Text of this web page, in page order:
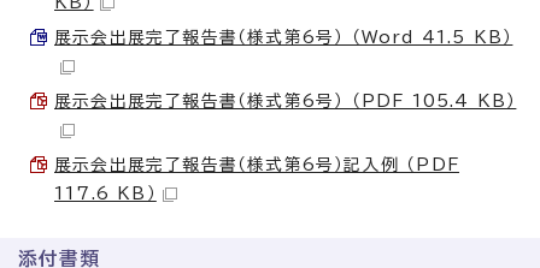
展示会出展完了報告書（様式第6号） （Word 41.5 KB）
展示会出展完了報告書（様式第6号） （PDF 105.4 KB）
展示会出展完了報告書（様式第6号）記入例 （PDF
117.6 KB）
添付書類